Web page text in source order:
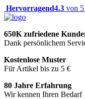
Hervorragend4.3 von
650K zufriedene
Dank persönlichem
Kostenlose Muster
Für Artikel bis zu 5 €
80 Jahre Erfahrung
Wir kennen Ihren Bedarf